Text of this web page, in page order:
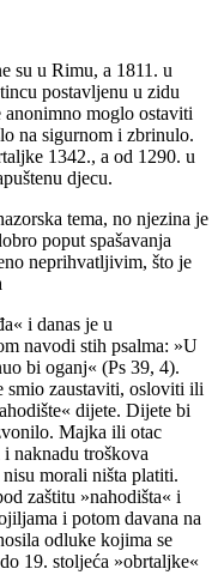
su u Rimu, a 1811. u
postavljenu u zidu
anonimno moglo ostaviti
na sigurnom i zbrinulo.
1342., a od 1290. u
djecu.
tema, no njezina je
poput spašavanja
neprihvatljivim, što je
i danas je u
navodi stih psalma: »U
bi oganj« (Ps 39, 4).
smio zaustaviti, osloviti ili
dijete. Dijete bi
Majka ili otac
naknadu troškova
morali ništa platiti.
zaštitu »nahodišta« i
i potom davana na
odluke kojima se
19. stoljeća »obrtaljke«